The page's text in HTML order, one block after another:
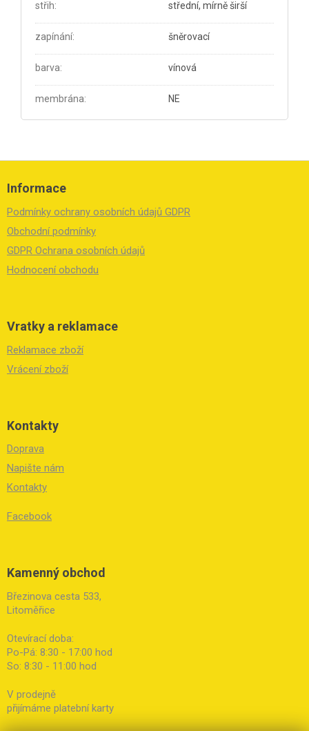
střih: střední, mírně širší
zapínání: šněrovací
barva: vínová
membrána: NE
Z
Informace
Podmínky ochrany osobních údajů GDPR
Obchodní podmínky
GDPR Ochrana osobních údajů
Hodnocení obchodu
Vratky a reklamace
Reklamace zboží
Vrácení zboží
Kontakty
Doprava
Napište nám
Kontakty
Facebook
Kamenný obchod
Březinova cesta 533,
Litoměřice
Otevírací doba:
Po-Pá: 8:30 - 17:00 hod
So: 8:30 - 11:00 hod
V prodejně
přijímáme platební karty